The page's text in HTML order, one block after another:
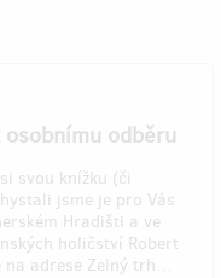
odběru
svou knížku (či
jsme je pro Vás
Hradišti a ve
holičství Robert
na adrese Zelný trh…